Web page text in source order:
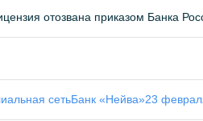
отозвана приказом Банка
сетьБанк «Нейва»23